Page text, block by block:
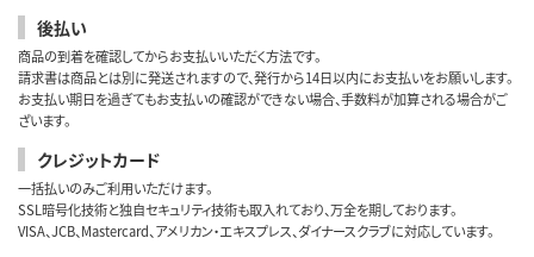
後払い
商品の到着を確認してからお支払いいただく方法です。
請求書は商品とは別に発送されますので、発行から14日以内にお支払いをお願いします。
お支払い期日を過ぎてもお支払いの確認ができない場合、手数料が加算される場合がご
ざいます。
クレジットカード
一括払いのみご利用いただけます。
SSL暗号化技術と独自セキュリティ技術も取入れており、万全を期しております。
VISA、JCB、Mastercard、アメリカン・エキスプレス、ダイナースクラブに対応しています。